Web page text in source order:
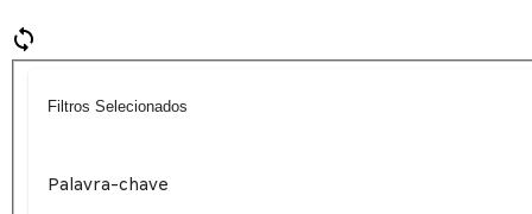
Filtros Selecionados
Palavra-chave